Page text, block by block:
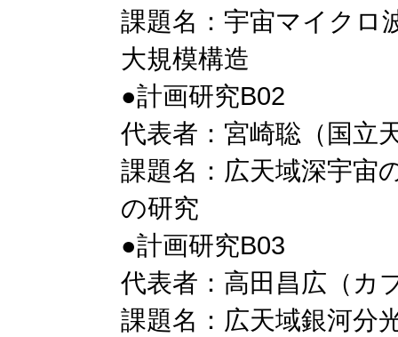
課題名：宇宙マイクロ
大規模構造
●計画研究B02
代表者：宮崎聡（国立
課題名：広天域深宇宙
の研究
●計画研究B03
代表者：高田昌広（カ
課題名：広天域銀河分